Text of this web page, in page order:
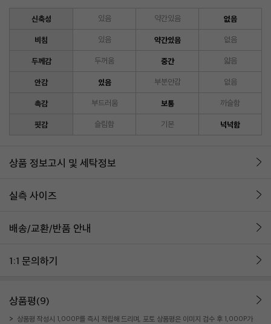
신축성 있음 약간있음 없음
비침 있음 약간있음 없음
두께감 두꺼움 중간 얇음
안감 있음 부분안감 없음
촉감 부드러움 보통 까슬함
핏감 슬림함 기본 넉넉함
상품 정보고시 및 세탁정보
실측 사이즈
배송/교환/반품 안내
1:1 문의하기
상품평(9)
상품평 작성시 1,000P를 즉시 적립해 드리며, 포토 상품평은 이미지 검수 후 1,000P가